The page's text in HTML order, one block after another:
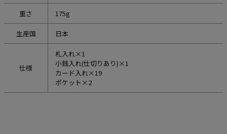
重さ 175g
生産国 日本
仕様
札入れ×1
小銭入れ(仕切りあり)×1
カード入れ×19
ポケット×2